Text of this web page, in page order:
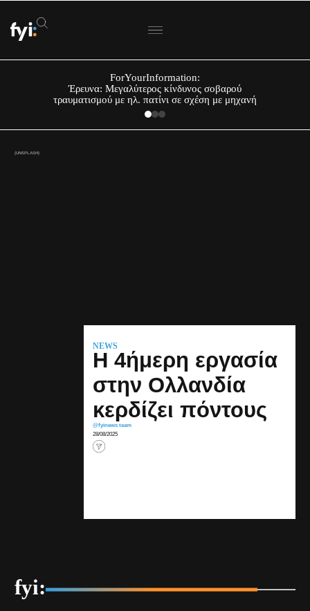
ForYourInformation:
Έρευνα: Μεγαλύτερος κίνδυνος σοβαρού
τραυματισμού με ηλ. πατίνι σε σχέση με μηχανή
(UNSPLASH)
NEWS
Η 4ήμερη εργασία
στην Ολλανδία
κερδίζει πόντους
@fyinews team
28/08/2025
fyi: